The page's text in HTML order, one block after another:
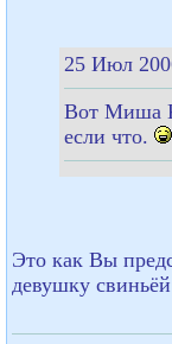
25 Июл
Вот Миша
если что.
Это как Вы
девушку